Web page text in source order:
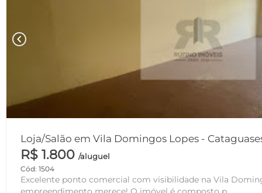
chevron_left
Loja/Salão em Vila Domingos Lopes -
R$ 1.800 /aluguel
Cód: 1504
Excelente ponto comercial com visibilidade na Vila